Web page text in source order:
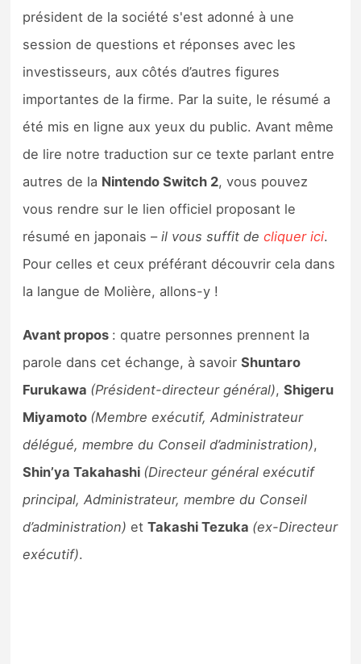
Précommandes
Précommandes jeux Switch 2
Sorties de jeux
Bons plans
Guides
président de la société s'est adonné à une
session de questions et réponses avec les
investisseurs, aux côtés d’autres figures
importantes de la firme. Par la suite, le résumé a
été mis en ligne aux yeux du public. Avant même
de lire notre traduction sur ce texte parlant entre
autres de la Nintendo Switch 2, vous pouvez
vous rendre sur le lien officiel proposant le
résumé en japonais –il vous suffit decliquer ici.
Pour celles et ceux préférant découvrir cela dans
la langue de Molière, allons-y !
Avant propos : quatre personnes prennent la
parole dans cet échange, à savoirShuntaro
Furukawa (Président-directeur général),Shigeru
Miyamoto (Membre exécutif, Administrateur
délégué, membre du Conseil d’administration),
Shin’ya Takahashi (Directeur général exécutif
principal, Administrateur, membre du Conseil
d’administration) etTakashi Tezuka (ex-Directeur
exécutif).